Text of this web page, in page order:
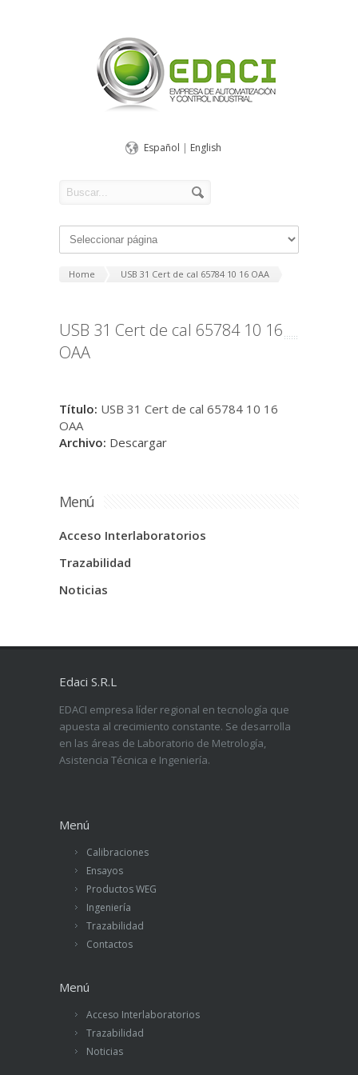
Español | English
Home USB 31 Cert de cal 65784 10 16 OAA
USB 31 Cert de cal 65784 10 16
OAA
Título: USB 31 Cert de cal 65784 10 16
OAA
Archivo: Descargar
Menú
Acceso Interlaboratorios
Trazabilidad
Noticias
Edaci S.R.L
EDACI empresa líder regional en tecnología que
apuesta al crecimiento constante. Se desarrolla
en las áreas de Laboratorio de Metrología,
Asistencia Técnica e Ingeniería.
Menú
Calibraciones
Ensayos
Productos WEG
Ingeniería
Trazabilidad
Contactos
Menú
Acceso Interlaboratorios
Trazabilidad
Noticias